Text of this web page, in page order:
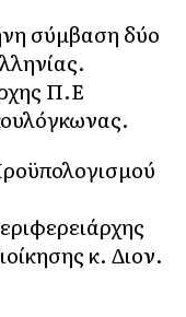
σύμβαση δύο
Π.Ε
κ. Διον.